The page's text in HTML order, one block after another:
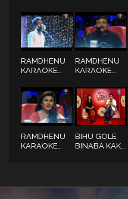
JANIU
NOJONA
KANOT
KUNDOLA
RAMDHENU
KARAOKE
STARTS
FROM 16TH
JULY | 2018 |
PROMO 6
RAMDHENU
KARAOKE
STARTS
FROM 16TH
JULY | 2018 |
PROMO 5
RAMDHENU
KARAOKE
BIHU GOLE
BINABA KAK